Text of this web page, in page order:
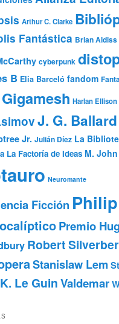
Arthur C. Clarke
Fantástica Brian Aldiss
cyberpunk
B Elia Barceló fandom
Gigamesh Harlan Ellison
J. G. Ballard
Jr. Julián Díez La
La Factoría de Ideas M.
Neuromante
Ficción
Premio
Robert
Stanislaw Lem
Le GuinValdemar